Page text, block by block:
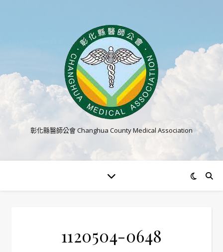
彰化縣醫師公會 Changhua County Medical Association
1120504-0648